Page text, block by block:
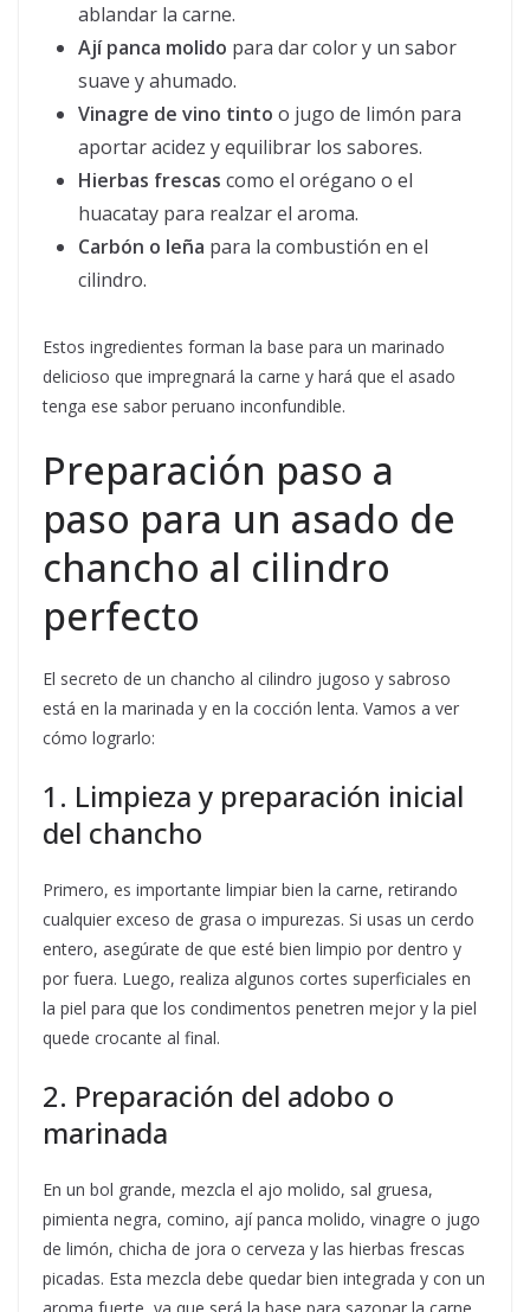
ablandar la carne.
Ají panca molido para dar color y un sabor
suave y ahumado.
Vinagre de vino tinto o jugo de limón para
aportar acidez y equilibrar los sabores.
Hierbas frescas como el orégano o el
huacatay para realzar el aroma.
Carbón o leña para la combustión en el
cilindro.
Estos ingredientes forman la base para un marinado
delicioso que impregnará la carne y hará que el asado
tenga ese sabor peruano inconfundible.
Preparación paso a
paso para un asado de
chancho al cilindro
perfecto
El secreto de un chancho al cilindro jugoso y sabroso
está en la marinada y en la cocción lenta. Vamos a ver
cómo lograrlo:
1. Limpieza y preparación inicial
del chancho
Primero, es importante limpiar bien la carne, retirando
cualquier exceso de grasa o impurezas. Si usas un cerdo
entero, asegúrate de que esté bien limpio por dentro y
por fuera. Luego, realiza algunos cortes superficiales en
la piel para que los condimentos penetren mejor y la piel
quede crocante al final.
2. Preparación del adobo o
marinada
En un bol grande, mezcla el ajo molido, sal gruesa,
pimienta negra, comino, ají panca molido, vinagre o jugo
de limón, chicha de jora o cerveza y las hierbas frescas
picadas. Esta mezcla debe quedar bien integrada y con un